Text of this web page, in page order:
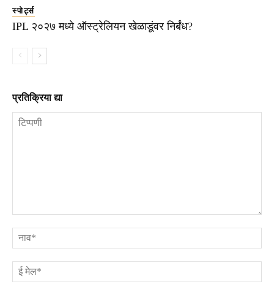
स्पोर्ट्स
IPL २०२७ मध्ये ऑस्ट्रेलियन खेळाडूंवर निर्बंध?
प्रतिक्रिया द्या